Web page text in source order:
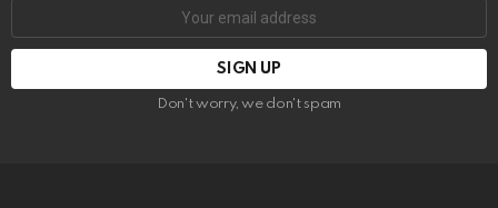
Don't worry, we don't spam